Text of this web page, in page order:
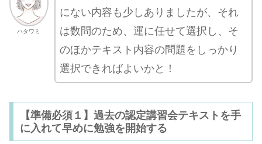
ハタワミ
にない内容も少しありましたが、それ
は数問のため、運に任せて選択し、そ
のほかテキスト内容の問題をしっかり
選択できればよいかと！
【準備必須１】過去の認定講習会テキストを手
に入れて早めに勉強を開始する